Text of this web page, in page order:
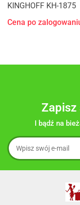
KINGHOFF KH-1875
Cena po
Zapisz
I bądź na